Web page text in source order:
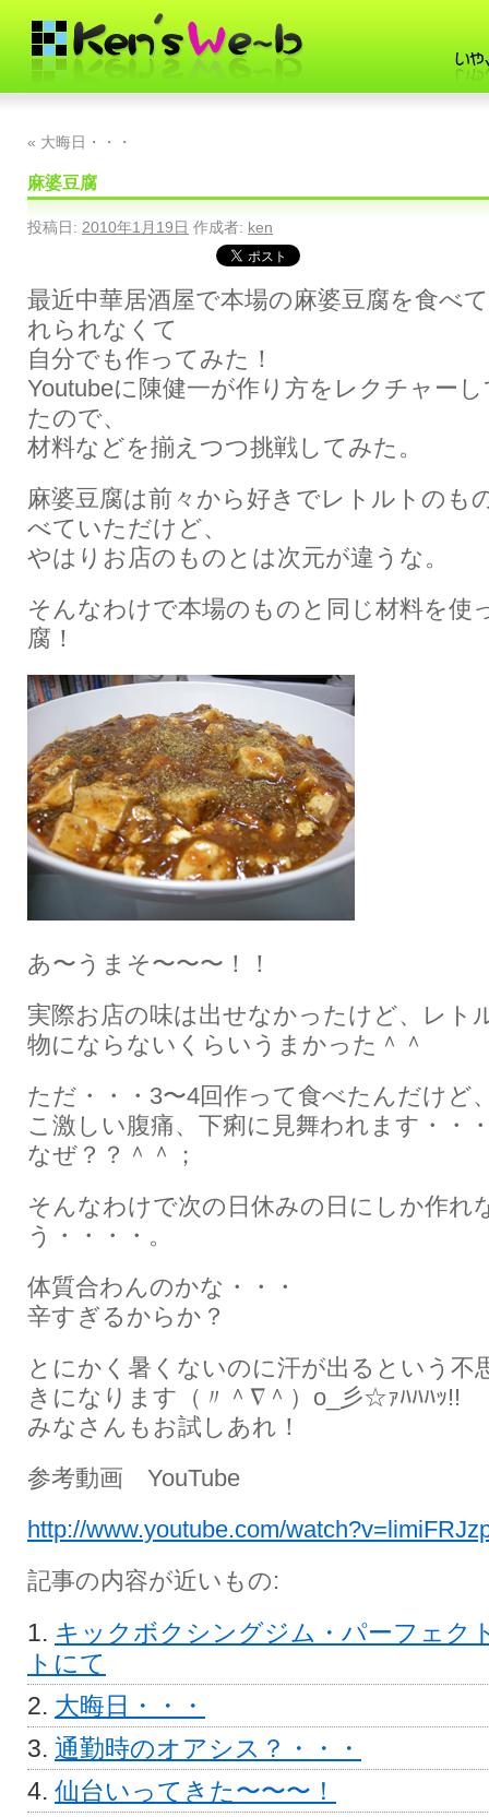
« 大晦日・・・
麻婆豆腐
投稿日: 2010年1月19日 作成者: ken
最近中華居酒屋で本場の麻婆豆腐を食べ
れられなくて
自分でも作ってみた！
Youtubeに陳健一が作り方をレクチャー
たので、
材料などを揃えつつ挑戦してみた。
麻婆豆腐は前々から好きでレトルトのも
べていただけど、
やはりお店のものとは次元が違うな。
そんなわけで本場のものと同じ材料を使
腐！
あ〜うまそ〜〜〜！！
実際お店の味は出せなかったけど、レト
物にならないくらいうまかった＾＾
ただ・・・3〜4回作って食べたんだけど
こ激しい腹痛、下痢に見舞われます・・
なぜ？？＾＾；
そんなわけで次の日休みの日にしか作れ
う・・・・。
体質合わんのかな・・・
辛すぎるからか？
とにかく暑くないのに汗が出るという不
きになります（〃＾∇＾）o_彡☆ｧﾊﾊﾊｯ!!
みなさんもお試しあれ！
参考動画 YouTube
http://www.youtube.com/
記事の内容が近いもの:
キックボクシングジム・パーフェク
トにて
大晦日・・・
通勤時のオアシス？・・・
仙台いってきた〜〜〜！